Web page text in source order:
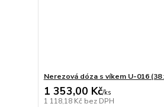
Nerezová dóza s víkem U-016 (38
1 353,00 Kč/ks
1 118,18 Kč bez DPH